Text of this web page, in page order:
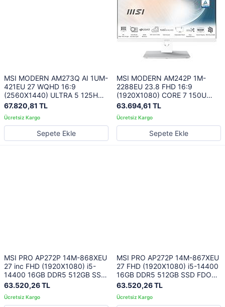
MSI MODERN AM273Q AI 1UM-
421EU 27 WQHD 16:9
(2560X1440) ULTRA 5 125H
16GB DDR5 512GB SSD FDOS
SIYAH AIO PC
67.820,81 TL
Sepete Ekle
MSI MODERN AM242P 1M-
2288EU 23.8 FHD 16:9
(1920X1080) CORE 7 150U
16GB DDR5 512GB SSD FDOS
BEYAZ AIO PC
63.694,61 TL
Sepete Ekle
MSI PRO AP272P 14M-868XEU
27 inc FHD (1920X1080) i5-
14400 16GB DDR5 512GB SSD
BEYAZ AIO PC
63.520,26 TL
MSI PRO AP272P 14M-867XEU
27 FHD (1920X1080) i5-14400
16GB DDR5 512GB SSD FDOS
SIYAH AIO PC
63.520,26 TL